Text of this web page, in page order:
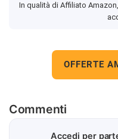
In qualità di Affiliato
OFFERTE
Commenti
Accedi per